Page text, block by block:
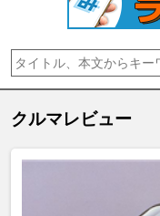
クルマレビュー